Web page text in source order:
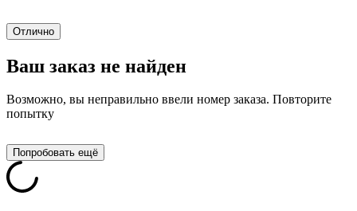
Отлично
Ваш заказ не найден
Возможно, вы неправильно ввели номер заказа. Повторите
попытку
Попробовать ещё